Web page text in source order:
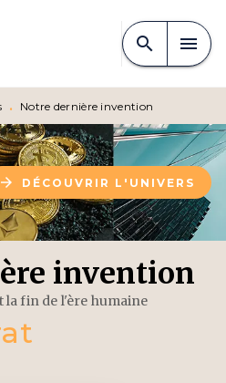
CONTENU
search menu
• Notre dernière invention
arrow_forward DÉCOUVRIR L'UNIVERS
invention
fin de l'ère humaine